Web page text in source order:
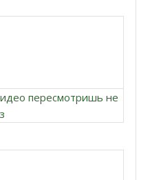
пересмотришь не